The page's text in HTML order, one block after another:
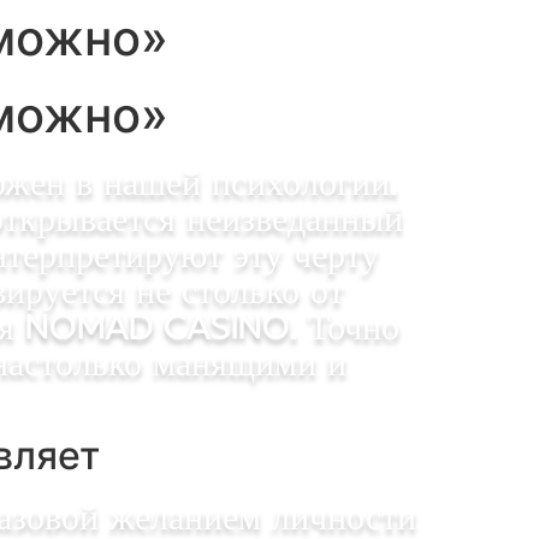
в нашей психологии.
неизведанный
эту черту
не столько от
nomad casino. Точно
манящими и
желанием личности